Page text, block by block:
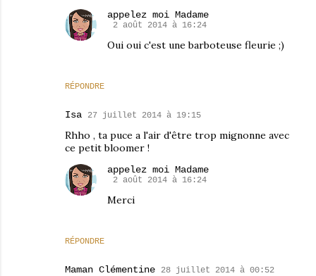
RÉPONDRE
appelez moi Madame
2 août 2014 à 16:24
Oui oui c'est une barboteuse fleurie ;)
Isa 27 juillet 2014 à 19:15
Rhho , ta puce a l'air d'être trop mignonne avec
ce petit bloomer !
RÉPONDRE
appelez moi Madame
2 août 2014 à 16:24
Merci
Maman Clémentine 28 juillet 2014 à 00:52